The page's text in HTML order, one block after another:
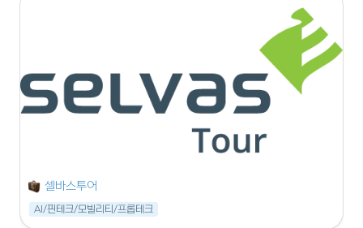
셀바스투어
AI/핀테크/모빌리티/프롭테크